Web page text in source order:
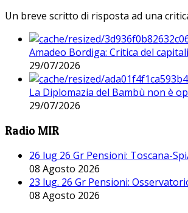
Un breve scritto di risposta ad una
Amadeo Bordiga: Critica del
29/07/2026
La Diplomazia del Bambù non è
29/07/2026
Radio MIR
26 lug 26 Gr Pensioni: Toscana-
08 Agosto 2026
23 lug. 26 Gr Pensioni:
08 Agosto 2026